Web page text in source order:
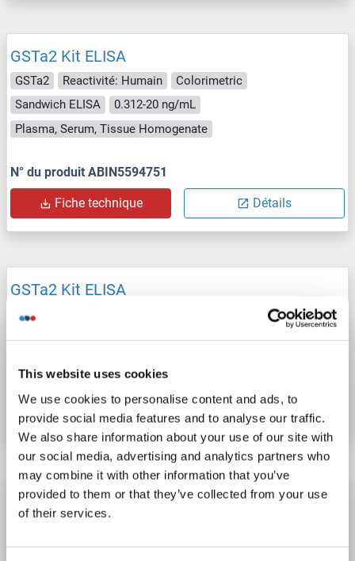
This website uses cookies
We use cookies to personalise content and ads, to
provide social media features and to analyse our traffic.
We also share information about your use of our site with
our social media, advertising and analytics partners who
may combine it with other information that you’ve
provided to them or that they’ve collected from your use
of their services.
GSTa2 Kit ELISA
GSTa2 Reactivité: Humain
Colorimetric
Sandwich ELISA
0.312-20 ng/mL
Plasma, Serum, Tissue Homogenate
N° du produit ABIN5594751
Fiche technique Détails
GSTa2 Kit ELISA
GSTa2
Sandwich ELISA
0.78-50 ng/mL
Plasma, Serum, Tissue Homogenate
N° du produit ABIN5594752
Fiche technique Détails
GSTa2 Kit ELISA